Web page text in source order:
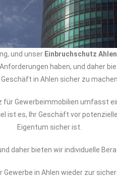
und unser Einbruchschutz
haben, und daher
in Ahlen sicher zu machen.
für Gewerbeimmobilien umfasst
ist es, Ihr Geschäft vor
Eigentum sicher ist.
daher bieten wir individuelle
Gewerbe in Ahlen wieder zur